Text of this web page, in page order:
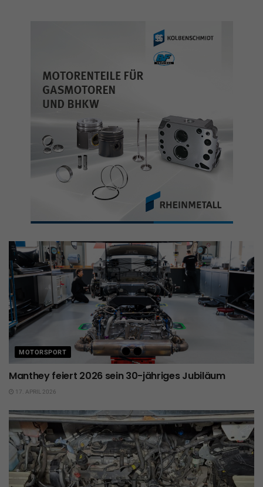
MOTORSPORT
Manthey feiert 2026 sein 30-jähriges Jubiläum
17. APRIL 2026